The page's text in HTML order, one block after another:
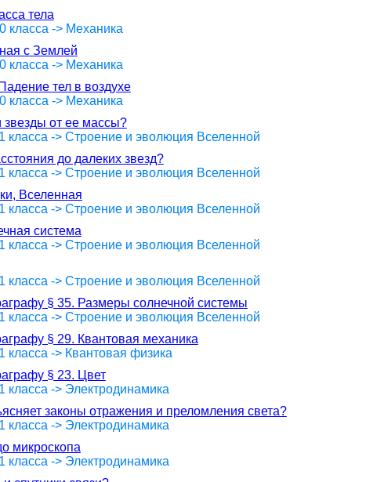
тела
класса -> Механика
с Землей
класса -> Механика
тел в воздухе
класса -> Механика
звезды от ее массы?
класса -> Строение и эволюция Вселенной
до далеких звезд?
класса -> Строение и эволюция Вселенной
Вселенная
класса -> Строение и эволюция Вселенной
система
класса -> Строение и эволюция Вселенной
класса -> Строение и эволюция Вселенной
§ 35. Размеры солнечной системы
класса -> Строение и эволюция Вселенной
§ 29. Квантовая механика
класса -> Квантовая физика
§ 23. Цвет
класса -> Электродинамика
законы отражения и преломления света?
класса -> Электродинамика
микроскопа
класса -> Электродинамика